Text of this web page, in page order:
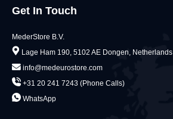
Get In Touch
MederStore B.V.
Lage Ham 190, 5102 AE Dongen, Netherlands
info@medeurostore.com
+31 20 241 7243 (Phone Calls)
WhatsApp